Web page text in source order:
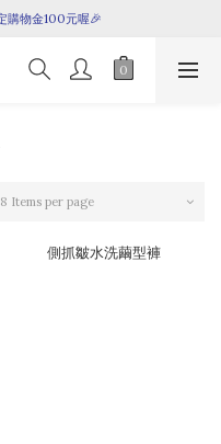
免運！
購物金100元喔🎉
免運！
Items per page